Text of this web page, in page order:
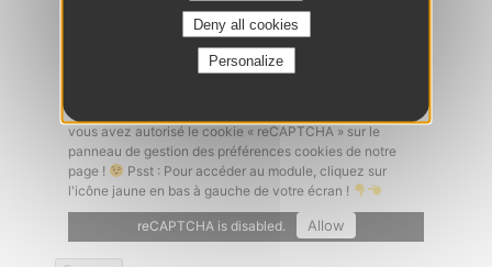
Un problème à l'envoi de votre candidature ? Vérifiez que
vous avez autorisé le cookie « reCAPTCHA » sur le
panneau de gestion des préférences cookies de notre
page !
Psst : Pour accéder au module, cliquez sur
l'icône jaune en bas à gauche de votre écran !
reCAPTCHA is disabled. Allow
Deny all cookies
Personalize